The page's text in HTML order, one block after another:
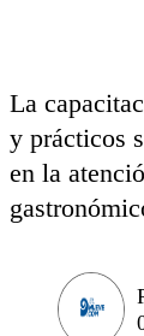
La
y prácticos
en la